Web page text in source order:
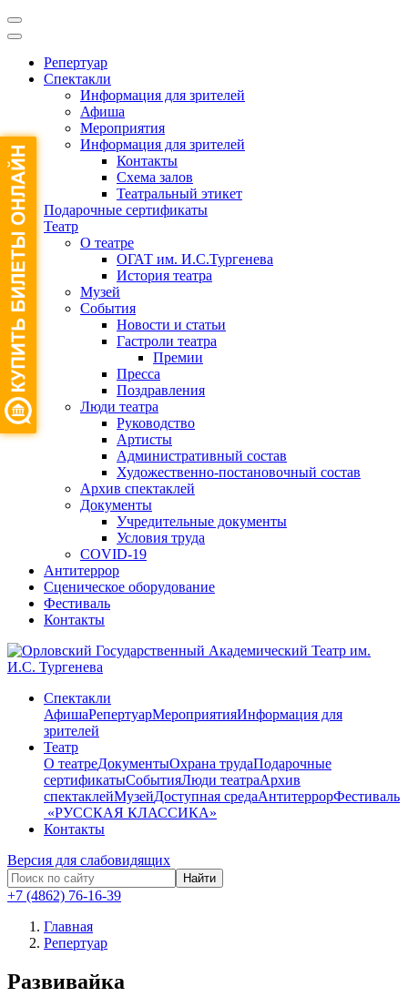
Репертуар
Спектакли
Информация для зрителей
Афиша
Мероприятия
Информация для зрителей
Контакты
Схема залов
Театральный этикет
Подарочные сертификаты
Театр
О театре
ОГАТ им. И.С.Тургенева
История театра
Музей
События
Новости и статьи
Гастроли театра
Премии
Пресса
Поздравления
Люди театра
Руководство
Артисты
Административный состав
Художественно-постановочный состав
Архив спектаклей
Документы
Учредительные документы
Условия труда
COVID-19
Антитеррор
Сценическое оборудование
Фестиваль
Контакты
Спектакли
АфишаРепертуарМероприятияИнформация для
зрителей
Театр
О театреДокументыОхрана трудаПодарочные
сертификатыСобытияЛюди театраАрхив
спектаклейМузейДоступная средаАнтитеррорФестиваль
​ «РУССКАЯ КЛАССИКА»
Контакты
Версия для слабовидящих
Найти
+7 (4862) 76-16-39
Главная
Репертуар
Развивайка